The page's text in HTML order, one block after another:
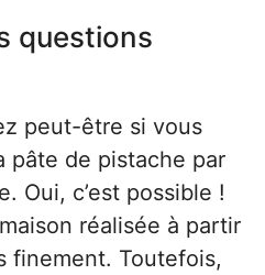
questions
peut-être si vous
pâte de pistache par
Oui, c’est possible !
réalisée à partir
finement. Toutefois,